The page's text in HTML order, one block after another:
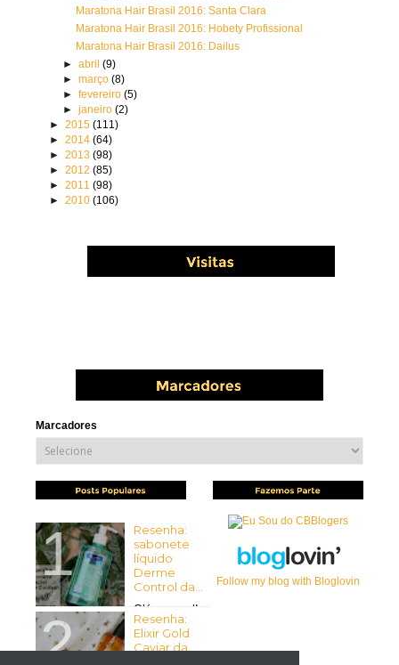
Maratona Hair Brasil 2016: Santa Clara
Maratona Hair Brasil 2016: Hobety Profissional
Maratona Hair Brasil 2016: Dailus
► abril (9)
► março (8)
► fevereiro (5)
► janeiro (2)
►2015(111)
►2014(64)
►2013(98)
►2012(85)
►2011(98)
►2010(106)
Marcadores
Resenha:
sabonete
líquido
Derme
Control da...
Olá pessoal!
Tudo bem com vocês? Espero
que sim ...
Resenha:
Elixir Gold
Caviar da
Follow my blog with Bloglovin